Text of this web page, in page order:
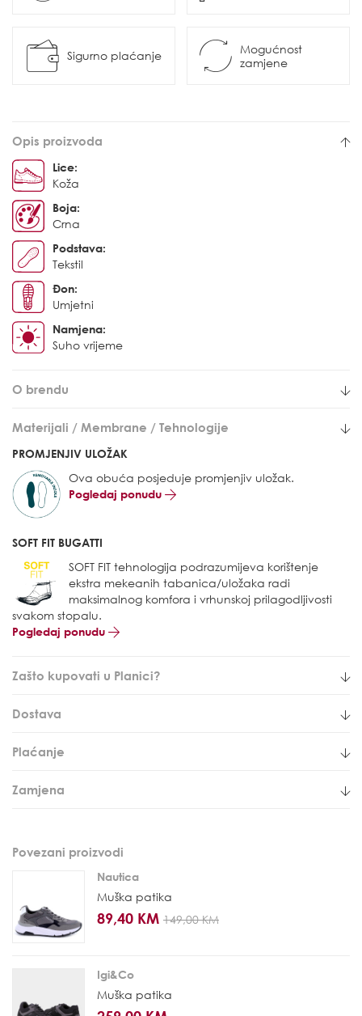
Sigurno plaćanje
Mogućnost
zamjene
Opis proizvoda
Lice:
Koža
Boja:
Crna
Podstava:
Tekstil
Đon:
Umjetni
Namjena:
Suho vrijeme
O brendu
Materijali / Membrane / Tehnologije
PROMJENJIV ULOŽAK
Ova obuća posjeduje promjenjiv uložak.
Pogledaj ponudu
SOFT FIT BUGATTI
SOFT FIT tehnologija podrazumijeva korištenje
ekstra mekeanih tabanica/uložaka radi
maksimalnog komfora i vrhunskoj prilagodljivosti
svakom stopalu.
Pogledaj ponudu
Zašto kupovati u Planici?
Dostava
Plaćanje
Zamjena
Povezani proizvodi
Nautica
Muška patika
89,40 KM 149,00 KM
Igi&Co
Muška patika